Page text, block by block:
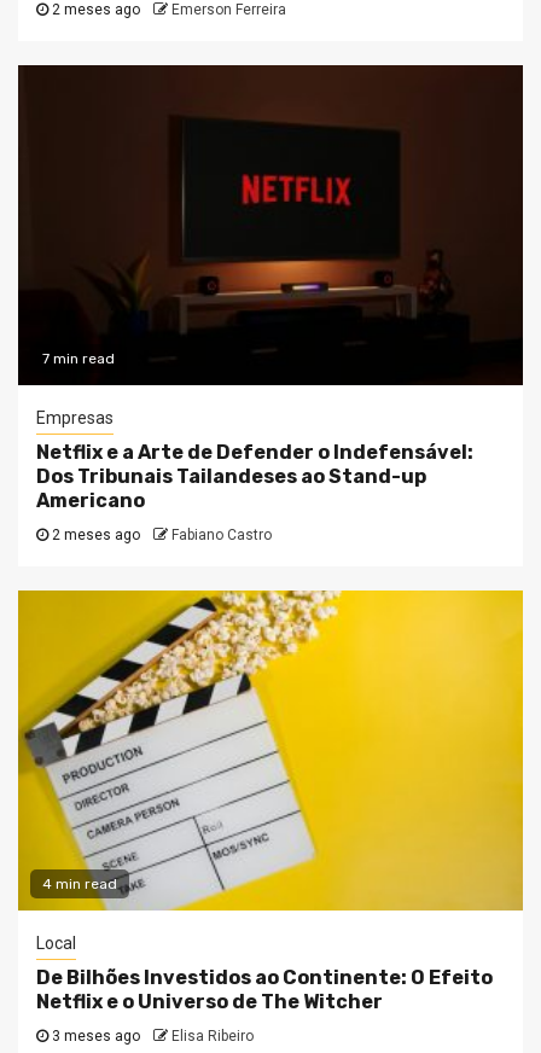
2 meses ago Emerson Ferreira
7 min read
Empresas
Netflix e a Arte de Defender o Indefensável:
Dos Tribunais Tailandeses ao Stand-up
Americano
2 meses ago Fabiano Castro
4 min read
Local
De Bilhões Investidos ao Continente: O Efeito
Netflix e o Universo de The Witcher
3 meses ago Elisa Ribeiro